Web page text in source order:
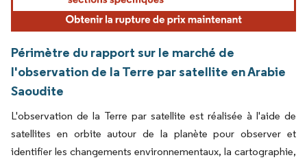
Périmètre du rapport sur le marché de
l'observation de la Terre par satellite en Arabie
Saoudite
L'observation de la Terre par satellite est réalisée à l'aide de
satellites en orbite autour de la planète pour observer et
identifier les changements environnementaux, la cartographie,